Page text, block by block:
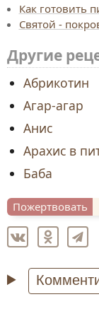
Как готовить
Святой -
Другие
Абрикотин
Агар-агар
Анис
Арахис в
Баба
Пожертвовать